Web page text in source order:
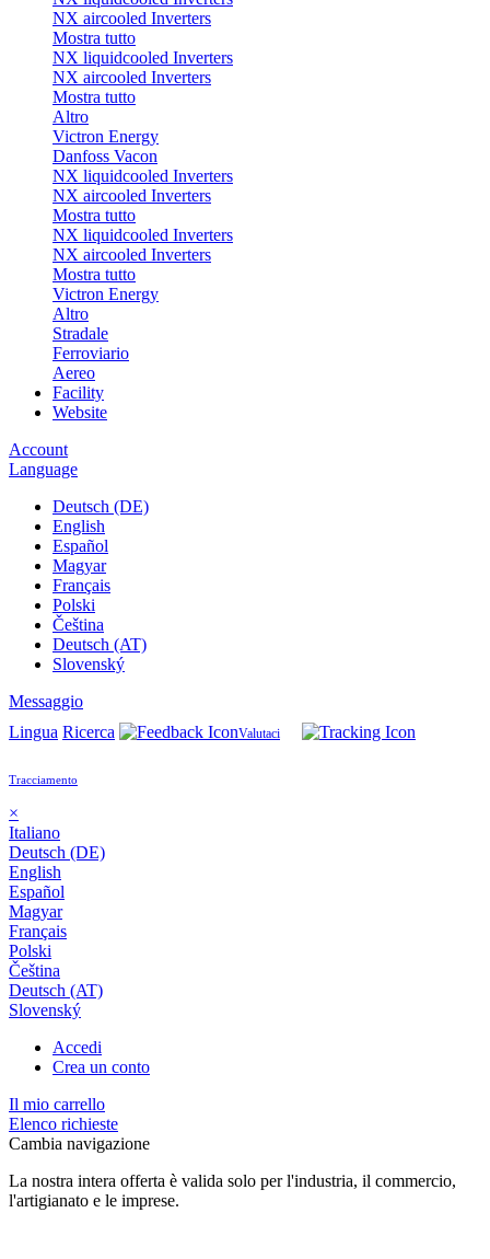
NX aircooled Inverters
Mostra tutto
NX liquidcooled Inverters
NX aircooled Inverters
Mostra tutto
Altro
Victron Energy
Danfoss Vacon
NX liquidcooled Inverters
NX aircooled Inverters
Mostra tutto
NX liquidcooled Inverters
NX aircooled Inverters
Mostra tutto
Victron Energy
Altro
Stradale
Ferroviario
Aereo
Facility
Website
Account
Language
Deutsch (DE)
English
Español
Magyar
Français
Polski
Čeština
Deutsch (AT)
Slovenský
Messaggio
Lingua Ricerca Valutaci
Tracciamento
×
Italiano
Deutsch (DE)
English
Español
Magyar
Français
Polski
Čeština
Deutsch (AT)
Slovenský
Accedi
Crea un conto
Il mio carrello
Elenco richieste
Cambia navigazione
La nostra intera offerta è valida solo per l'industria, il commercio,
l'artigianato e le imprese.